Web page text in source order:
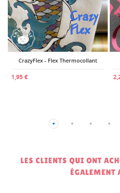
CrazyFlex - Flex Thermocollant
1,95 €
LES CLIENTS QUI ONT
ÉGALEMENT